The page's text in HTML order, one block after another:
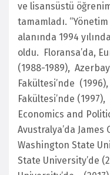
ve lisansüstü
tamamladı. “Yönetim
alanında 1994
oldu. Floransa’da,
(1988-1989),
Fakültesi’nde
Fakültesi’nde
Economics and
Avustralya’da James
Washington State
State University’de